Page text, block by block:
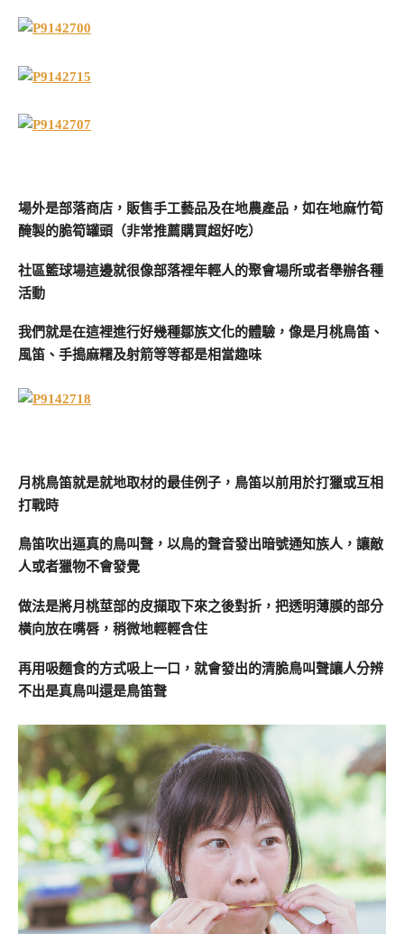
場外是部落商店，販售手工藝品及在地農產品，如在地麻竹筍
醃製的脆筍罐頭（非常推薦購買超好吃）
社區籃球場這邊就很像部落裡年輕人的聚會場所或者舉辦各種
活動
我們就是在這裡進行好幾種鄒族文化的體驗，像是月桃鳥笛、
風笛、手搗麻糬及射箭等等都是相當趣味
月桃鳥笛就是就地取材的最佳例子，鳥笛以前用於打獵或互相
打戰時
鳥笛吹出逼真的鳥叫聲，以鳥的聲音發出暗號通知族人，讓敵
人或者獵物不會發覺
做法是將月桃莖部的皮擷取下來之後對折，把透明薄膜的部分
橫向放在嘴唇，稍微地輕輕含住
再用吸麵食的方式吸上一口，就會發出的清脆鳥叫聲讓人分辨
不出是真鳥叫還是鳥笛聲